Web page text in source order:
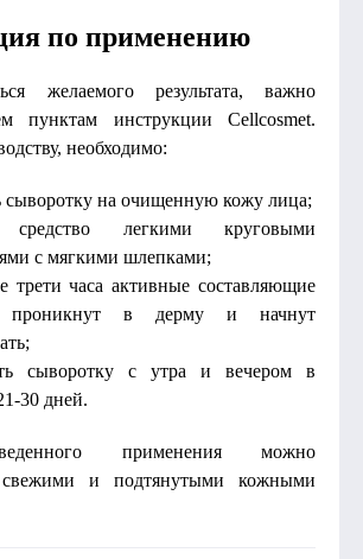
по применению
желаемого результата, важно
пунктам инструкции Cellcosmet.
необходимо:
сыворотку на очищенную кожу лица;
средство легкими круговыми
с мягкими шлепками;
трети часа активные составляющие
проникнут в дерму и начнут
сыворотку с утра и вечером в
30 дней.
применения можно
свежими и подтянутыми кожными